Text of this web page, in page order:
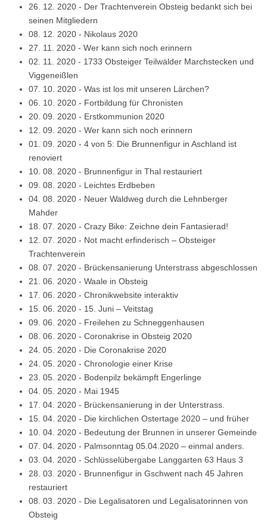
26. 12. 2020 - Der Trachtenverein Obsteig bedankt sich bei
seinen Mitgliedern
08. 12. 2020 - Nikolaus 2020
27. 11. 2020 - Wer kann sich noch erinnern
02. 11. 2020 - 1733 Obsteiger Teilwälder Marchstecken und
Viggeneißlen
07. 10. 2020 - Was ist los mit unseren Lärchen?
06. 10. 2020 - Fortbildung für Chronisten
20. 09. 2020 - Erstkommunion 2020
12. 09. 2020 - Wer kann sich noch erinnern
01. 09. 2020 - 4 von 5: Die Brunnenfigur in Aschland ist
renoviert
10. 08. 2020 - Brunnenfigur in Thal restauriert
09. 08. 2020 - Leichtes Erdbeben
04. 08. 2020 - Neuer Waldweg durch die Lehnberger
Mahder
18. 07. 2020 - Crazy Bike: Zeichne dein Fantasierad!
12. 07. 2020 - Not macht erfinderisch – Obsteiger
Trachtenverein
08. 07. 2020 - Brückensanierung Unterstrass abgeschlossen
21. 06. 2020 - Waale in Obsteig
17. 06. 2020 - Chronikwebsite interaktiv
15. 06. 2020 - 15. Juni – Veitstag
09. 06. 2020 - Freilehen zu Schneggenhausen
08. 06. 2020 - Coronakrise in Obsteig 2020
24. 05. 2020 - Die Coronakrise 2020
24. 05. 2020 - Chronologie einer Krise
23. 05. 2020 - Bodenpilz bekämpft Engerlinge
04. 05. 2020 - Mai 1945
17. 04. 2020 - Brückensanierung in der Unterstrass.
15. 04. 2020 - Die kirchlichen Ostertage 2020 – und früher
10. 04. 2020 - Bedeutung der Brunnen in unserer Gemeinde
07. 04. 2020 - Palmsonntag 05.04.2020 – einmal anders.
03. 04. 2020 - Schlüsselübergabe Langgarten 63 Haus 3
28. 03. 2020 - Brunnenfigur in Gschwent nach 45 Jahren
restauriert
08. 03. 2020 - Die Legalisatoren und Legalisatorinnen von
Obsteig